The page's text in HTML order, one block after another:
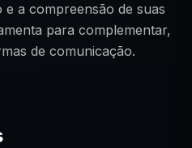
e a compreensão de suas
para complementar,
de comunicação.